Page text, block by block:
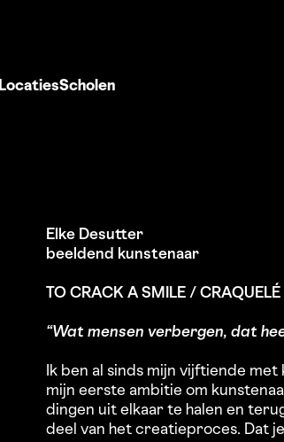
LocatiesScholen
Elke Desutter
beeldend kunstenaar
TO CRACK A SMILE / CRAQUELÉ
“Wat mensen verbergen, dat
Ik ben al sinds mijn vijftiende
mijn eerste ambitie om
dingen uit elkaar te halen en
deel van het creatieproces. Dat